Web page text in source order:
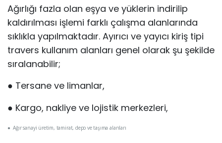
Ağırlığı fazla olan eşya ve yüklerin indirilip
kaldırılması işlemi farklı çalışma alanlarında
sıklıkla yapılmaktadır. Ayırıcı ve yayıcı kiriş tipi
travers kullanım alanları genel olarak şu şekilde
sıralanabilir;
● Tersane ve limanlar,
● Kargo, nakliye ve lojistik merkezleri,
● Ağır sanayi üretim, tamirat, depo ve taşıma alanları